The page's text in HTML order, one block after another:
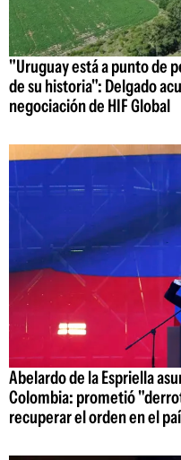
"Uruguay está a punto de
de su historia": Delgado
negociación de HIF Global
Abelardo de la Espriella
Colombia: prometió
recuperar el orden en el